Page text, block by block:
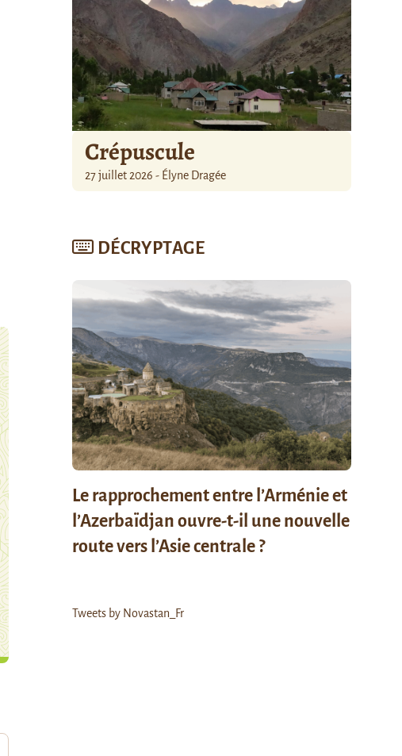
Crépuscule
27 juillet 2026 - Élyne Dragée
DÉCRYPTAGE
Le rapprochement entre l’Arménie et
l’Azerbaïdjan ouvre-t-il une nouvelle
route vers l’Asie centrale ?
Tweets by Novastan_Fr